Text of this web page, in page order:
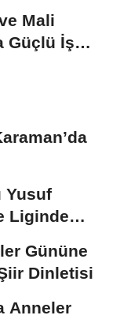
Mali
Güçlü İş
Yusuf
Liginde
Gününe
Dinletisi
Anneler